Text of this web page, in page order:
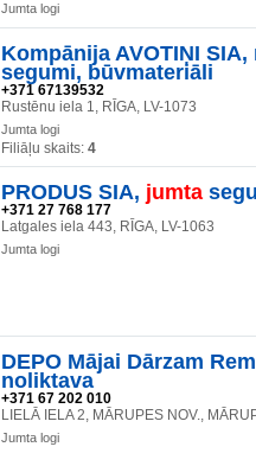
Jumta logi
Kompānija AVOTIŅI
segumi, būvmateriāli
+371 67139532
Rustēnu iela 1, RĪGA, LV-1073
Jumta logi
Filiāļu skaits: 4
PRODUS SIA, jumta
+371 27 768 177
Latgales iela 443, RĪGA, LV-1063
Jumta logi
DEPO Mājai Dārzam
noliktava
+371 67 202 010
LIELĀ IELA 2, MĀRUPES NOV.,
Jumta logi